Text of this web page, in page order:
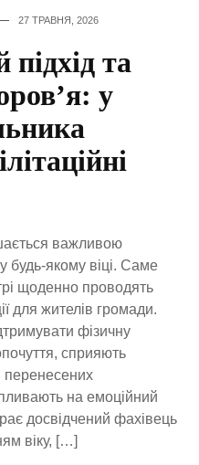
27 ТРАВНЯ, 2026
підхід та
у
важливою
будь-якому віці. Саме
щоденно проводять
для жителів громади.
фізичну
сприяють
перенесених
на емоційний
досвідчений фахівець
віку, […]